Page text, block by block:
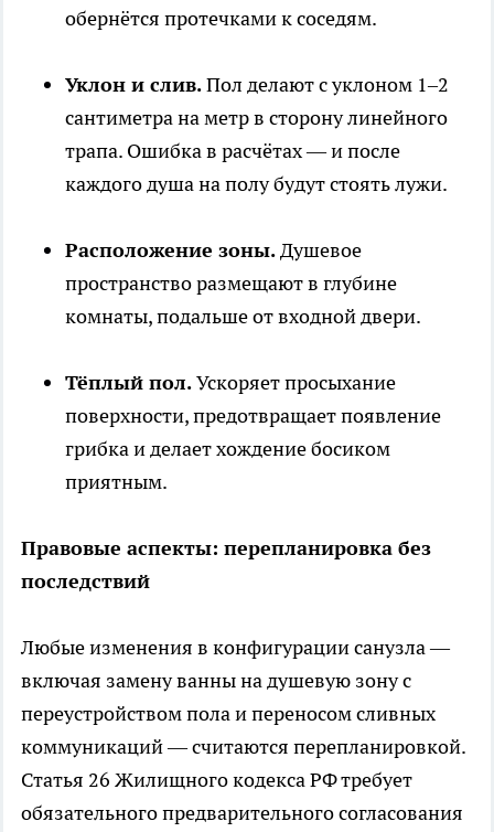
обернётся протечками к соседям.
Уклон и слив.Пол делают с уклоном 1–2
сантиметра на метр в сторону линейного
трапа. Ошибка в расчётах — и после
каждого душа на полу будут стоять лужи.
Расположение зоны.Душевое
пространство размещают в глубине
комнаты, подальше от входной двери.
Тёплый пол.Ускоряет просыхание
поверхности, предотвращает появление
грибка и делает хождение босиком
приятным.
Правовые аспекты: перепланировка без
последствий
Любые изменения в конфигурации санузла —
включая замену ванны на душевую зону с
переустройством пола и переносом сливных
коммуникаций — считаются перепланировкой.
Статья 26 Жилищного кодекса РФ требует
обязательного предварительного согласования